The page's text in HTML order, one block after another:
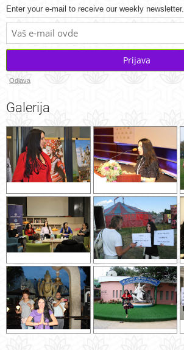
Enter your e-mail to receive our weekly newsletter.
Prijava
Odjava
Galerija